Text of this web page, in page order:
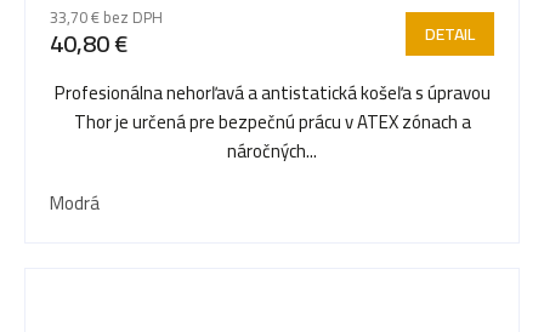
33,70 € bez DPH
40,80 € DETAIL
Profesionálna nehorľavá a antistatická košeľa s úpravou
Thor je určená pre bezpečnú prácu v ATEX zónach a
náročných...
Modrá